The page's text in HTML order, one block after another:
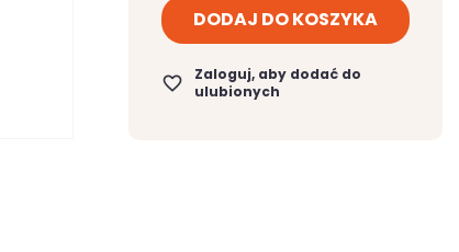
DODAJ DO KOSZYKA
favorite_border
Zaloguj, aby dodać do
ulubionych